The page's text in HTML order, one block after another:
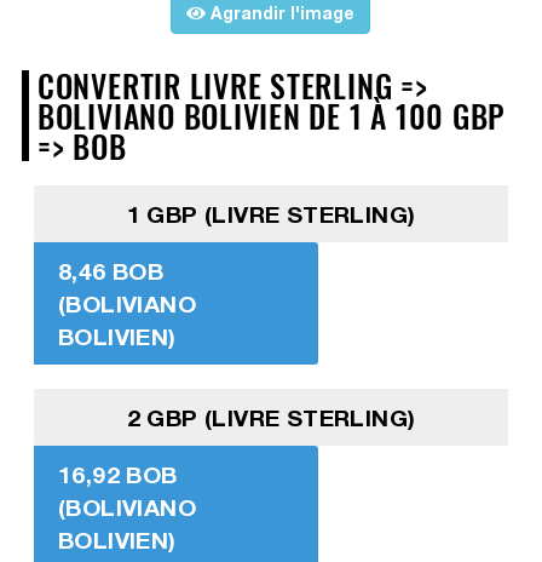
Agrandir l'image
CONVERTIR LIVRE STERLING =>
BOLIVIANO BOLIVIEN DE 1 À 100 GBP
=> BOB
1 GBP (LIVRE STERLING)
8,46 BOB
(BOLIVIANO
BOLIVIEN)
2 GBP (LIVRE STERLING)
16,92 BOB
(BOLIVIANO
BOLIVIEN)